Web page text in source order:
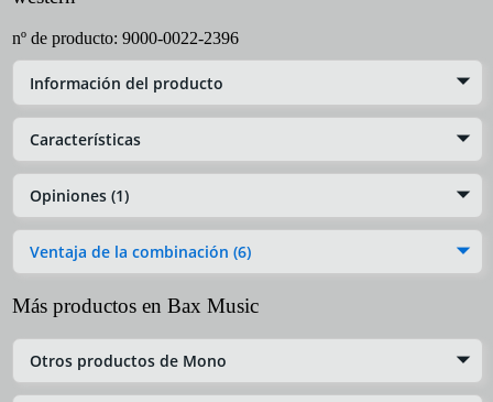
nº de producto: 9000-0022-2396
Información del producto
Características
Opiniones (1)
Ventaja de la combinación (6)
Más productos en Bax Music
Otros productos de Mono